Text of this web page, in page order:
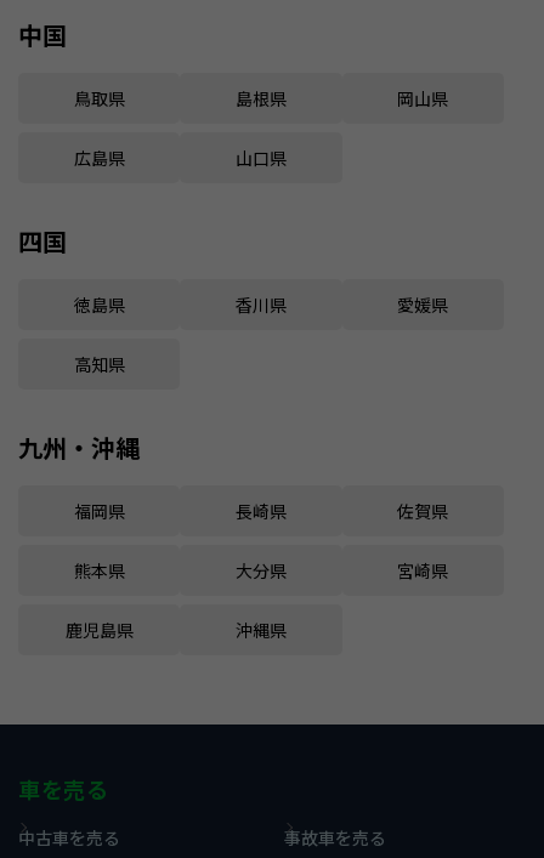
中国
鳥取県 島根県 岡山県
広島県 山口県
四国
徳島県 香川県 愛媛県
高知県
九州・沖縄
福岡県 長崎県 佐賀県
熊本県 大分県 宮崎県
鹿児島県 沖縄県
車を売る
中古車を売る
事故車を売る